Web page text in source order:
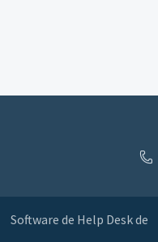
Software de Help Desk de